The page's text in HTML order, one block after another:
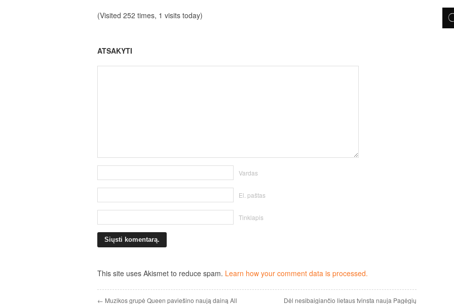
(Visited 252 times, 1 visits today)
ATSAKYTI
Vardas
El. paštas
Tinklapis
This site uses Akismet to reduce spam. Learn how your comment data is processed.
← Muzikos grupė Queen paviešino naują dainą All Dėl nesibaigiančio lietaus tvinsta nauja Pagėgių